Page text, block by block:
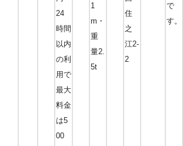
24
時間
以内
の利
用で
最大
料金
は5
00
1
m・
重
量2.
5t
住
之
江2-
2
で
す。